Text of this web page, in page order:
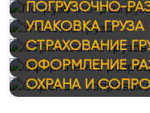
ПОГРУЗОЧНО-
УПАКОВКА ГРУЗА
СТРАХОВАНИЕ
ОФОРМЛЕНИЕ
ОХРАНА И